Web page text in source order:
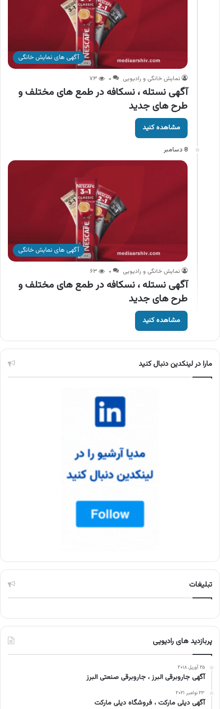
آگهی های نمایش خانگی
نمایش خانگی و رادیویی ۰ ۷۳
آگهی نستله ، نسکافه در طمع های مختلف و
طرح های جدید
مشاهده کنید
8 دسامبر
آگهی های نمایش خانگی
نمایش خانگی و رادیویی ۰ ۶۳
آگهی نستله ، نسکافه در طمع های مختلف و
طرح های جدید
مشاهده کنید
مارا در لینکدین دنبال کنید
تبلیغات
پربازدید های رادیویی
۲۵ آوریل ۲۰۱۸
آگهی جاروبرقی البرز ، جاروبرقی صنعتی البرز
۲۳ نوامبر ۲۰۲۱
آگهی دیلی مارکت ، فروشگاه دیلی مارکت